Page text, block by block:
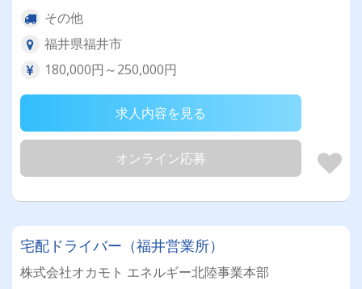
その他
福井県福井市
180,000円～250,000円
求人内容を見る
オンライン応募
宅配ドライバー（福井営業所）
株式会社オカモト エネルギー北陸事業本部